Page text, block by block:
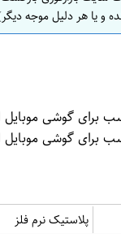
و یا هر دلیل موجه
پلاستیک نرم فلز